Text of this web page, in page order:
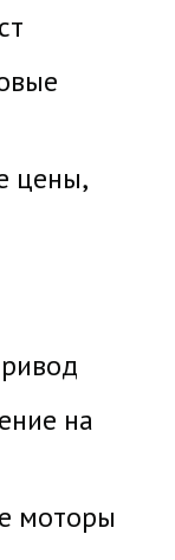
цены,
на
моторы